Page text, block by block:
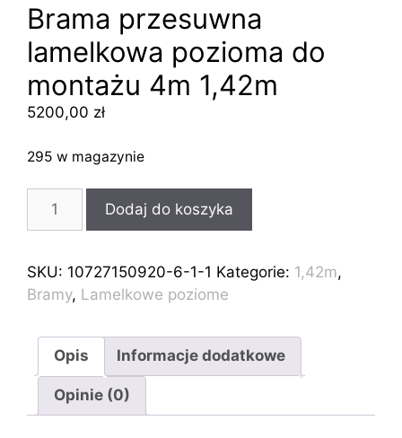
Brama przesuwna
lamelkowa pozioma do
montażu 4m 1,42m
5200,00 zł
295 w magazynie
Brama
lamelkowa
pozioma
montażu
1,42m
Dodaj do koszyka
SKU: 10727150920-6-1-1 Kategorie: 1,42m,
Bramy, Lamelkowe poziome
Opis Informacje dodatkowe
Opinie (0)